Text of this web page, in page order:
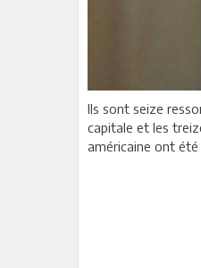
Ils sont seize
capitale et les
américaine ont